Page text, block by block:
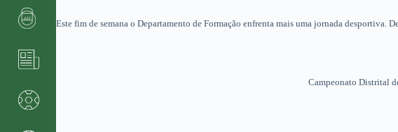
Este fim de semana o Departamento de Formação enfrenta mais uma jornada desportiva.
Campeonato Distrital